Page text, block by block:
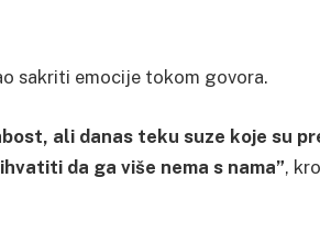
sakriti emocije tokom govora.
ali danas teku suze koje su
da ga više nema s nama”,